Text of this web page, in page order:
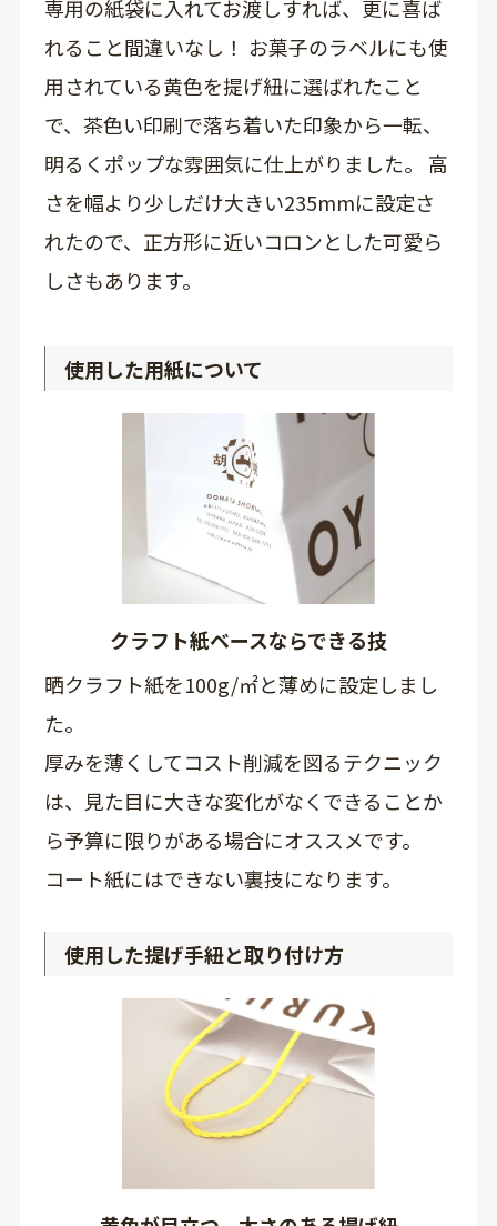
専用の紙袋に入れてお渡しすれば、更に喜ば
れること間違いなし！ お菓子のラベルにも使
用されている黄色を提げ紐に選ばれたこと
で、茶色い印刷で落ち着いた印象から一転、
明るくポップな雰囲気に仕上がりました。 高
さを幅より少しだけ大きい235mmに設定さ
れたので、正方形に近いコロンとした可愛ら
しさもあります。
使用した用紙について
クラフト紙ベースならできる技
晒クラフト紙を100g/㎡と薄めに設定しまし
た。
厚みを薄くしてコスト削減を図るテクニック
は、見た目に大きな変化がなくできることか
ら予算に限りがある場合にオススメです。
コート紙にはできない裏技になります。
使用した提げ手紐と取り付け方